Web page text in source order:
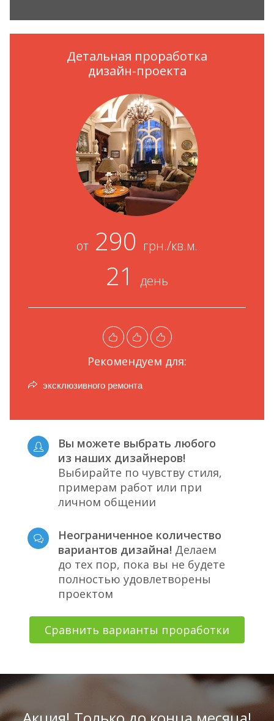
Детальная проработка
дизайн-проекта
от 290 грн./кв.м.
21 день
Рекомендуем для:
эксклюзивного ремонта
Вы можете выбрать любого
из наших дизайнеров!
Выбирайте по чувству стиля,
примерам работ или при
личном общении
Неограниченное количество
вариантов дизайна! Делаем
до тех пор, пока вы не будете
полностью удовлетворены
проектом
Сравнить варианты проработки